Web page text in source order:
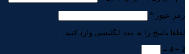
رمز عبور *
لطفا پاسخ را به عدد انگلیسی وارد کنید:
2 + 4 =